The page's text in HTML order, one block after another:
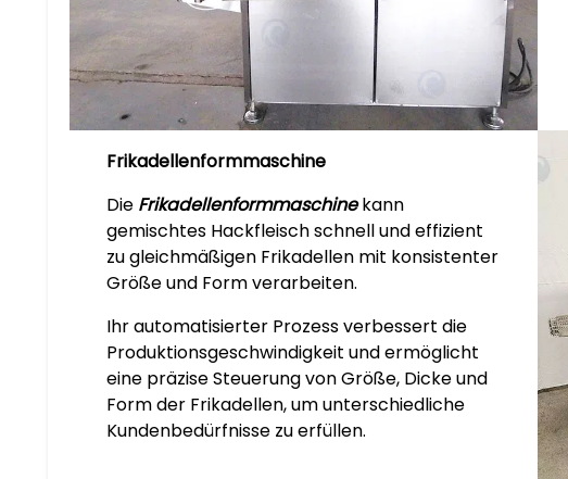
Frikadellenformmaschine
Die Frikadellenformmaschinekann
gemischtes Hackfleisch schnell und effizient
zu gleichmäßigen Frikadellen mit konsistenter
Größe und Form verarbeiten.
Ihr automatisierter Prozess verbessert die
Produktionsgeschwindigkeit und ermöglicht
eine präzise Steuerung von Größe, Dicke und
Form der Frikadellen, um unterschiedliche
Kundenbedürfnisse zu erfüllen.